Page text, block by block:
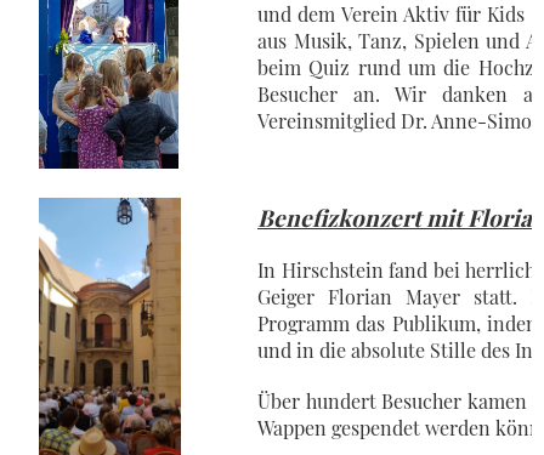
und dem Verein Aktiv für Kids
aus Musik, Tanz, Spielen und
beim Quiz rund um die
Besucher an. Wir danken
Vereinsmitglied Dr. Anne-
Benefizkonzert mit
In Hirschstein fand bei
Geiger Florian Mayer statt.
Programm das Publikum,
und in die absolute Stille des
Über hundert Besucher kamen
Wappen gespendet werden